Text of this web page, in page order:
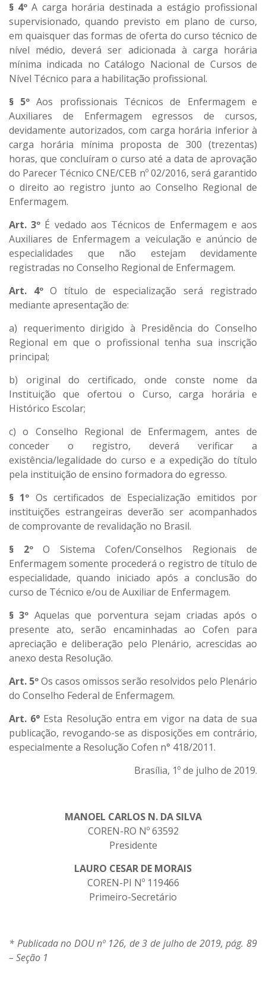
§ 4º A carga horária destinada a estágio profissional
supervisionado, quando previsto em plano de curso,
em quaisquer das formas de oferta do curso técnico de
nível médio, deverá ser adicionada à carga horária
mínima indicada no Catálogo Nacional de Cursos de
Nível Técnico para a habilitação profissional.
§ 5º Aos profissionais Técnicos de Enfermagem e
Auxiliares de Enfermagem egressos de cursos,
devidamente autorizados, com carga horária inferior à
carga horária mínima proposta de 300 (trezentas)
horas, que concluíram o curso até a data de aprovação
do Parecer Técnico CNE/CEB nº 02/2016, será garantido
o direito ao registro junto ao Conselho Regional de
Enfermagem.
Art. 3º É vedado aos Técnicos de Enfermagem e aos
Auxiliares de Enfermagem a veiculação e anúncio de
especialidades que não estejam devidamente
registradas no Conselho Regional de Enfermagem.
Art. 4º O título de especialização será registrado
mediante apresentação de:
a) requerimento dirigido à Presidência do Conselho
Regional em que o profissional tenha sua inscrição
principal;
b) original do certificado, onde conste nome da
Instituição que ofertou o Curso, carga horária e
Histórico Escolar;
c) o Conselho Regional de Enfermagem, antes de
conceder o registro, deverá verificar a
existência/legalidade do curso e a expedição do título
pela instituição de ensino formadora do egresso.
§ 1º Os certificados de Especialização emitidos por
instituições estrangeiras deverão ser acompanhados
de comprovante de revalidação no Brasil.
§ 2º O Sistema Cofen/Conselhos Regionais de
Enfermagem somente procederá o registro de título de
especialidade, quando iniciado após a conclusão do
curso de Técnico e/ou de Auxiliar de Enfermagem.
§ 3º Aquelas que porventura sejam criadas após o
presente ato, serão encaminhadas ao Cofen para
apreciação e deliberação pelo Plenário, acrescidas ao
anexo desta Resolução.
Art. 5ºOs casos omissos serão resolvidos pelo Plenário
do Conselho Federal de Enfermagem.
Art. 6° Esta Resolução entra em vigor na data de sua
publicação, revogando-se as disposições em contrário,
especialmente a Resolução Cofen n° 418/2011.
Brasília, 1º de julho de 2019.
MANOEL CARLOS N. DA SILVA
COREN-RO Nº 63592
Presidente
LAURO CESAR DE MORAIS
COREN-PI Nº 119466
Primeiro-Secretário
* Publicada no DOU nº 126, de 3 de julho de 2019, pág. 89
– Seção 1